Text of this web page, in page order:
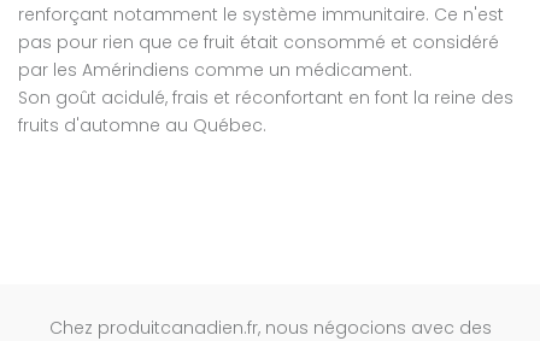
renforçant notamment le système immunitaire. Ce n'est
pas pour rien que ce fruit était consommé et considéré
par les Amérindiens comme un médicament.
Son goût acidulé, frais et réconfortant en font la reine des
fruits d'automne au Québec.
Chez produitcanadien.fr, nous négocions avec des